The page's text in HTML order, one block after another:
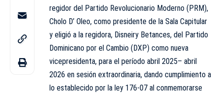
regidor del Partido Revolucionario Moderno (PRM),
Cholo D’ Oleo, como presidente de la Sala Capitular
y eligió a la regidora, Disneiry Betances, del Partido
Dominicano por el Cambio (DXP) como nueva
vicepresidenta, para el período abril 2025– abril
2026 en sesión extraordinaria, dando cumplimiento a
lo establecido por la ley 176-07 al conmemorarse